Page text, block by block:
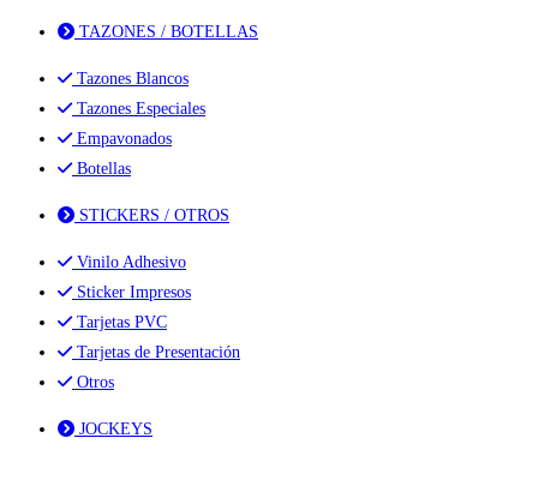
TAZONES / BOTELLAS
Tazones Blancos
Tazones Especiales
Empavonados
Botellas
STICKERS / OTROS
Vinilo Adhesivo
Sticker Impresos
Tarjetas PVC
Tarjetas de Presentación
Otros
JOCKEYS